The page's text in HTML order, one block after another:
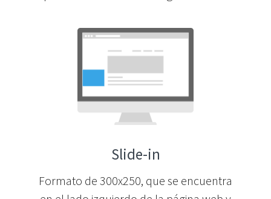
Slide-in
Formato de 300x250, que se encuentra